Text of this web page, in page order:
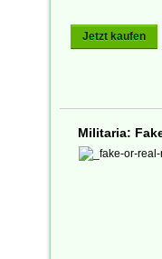
Jetzt kaufen
Militaria: